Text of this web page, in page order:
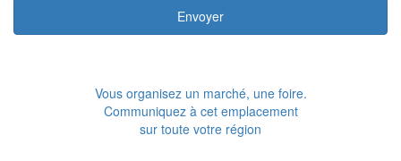
Envoyer
Vous organisez un marché, une foire.
Communiquez à cet emplacement
sur toute votre région